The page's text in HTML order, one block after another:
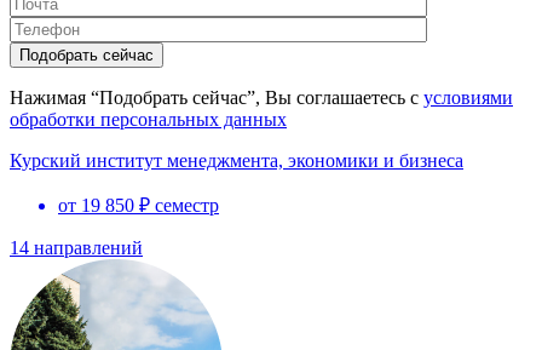
Нажимая “Подобрать сейчас”, Вы соглашаетесь с условиями
обработки персональных данных
Курский институт менеджмента, экономики и бизнеса
от 19 850 ₽ семестр
14 направлений